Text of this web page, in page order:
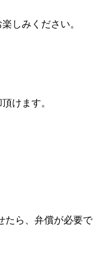
しみください。
けます。
たら、弁償が必要で